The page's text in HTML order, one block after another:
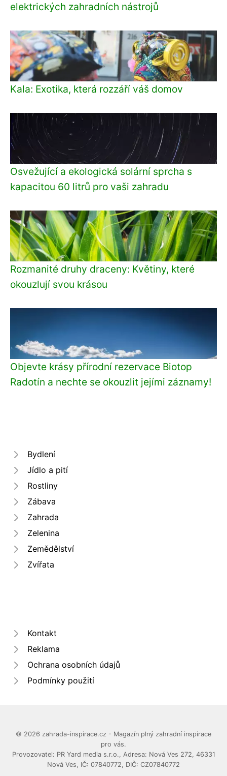
elektrických zahradních nástrojů
Kala: Exotika, která rozzáří váš domov
Osvežující a ekologická solární sprcha s
kapacitou 60 litrů pro vaši zahradu
Rozmanité druhy draceny: Květiny, které
okouzlují svou krásou
Objevte krásy přírodní rezervace Biotop
Radotín a nechte se okouzlit jejími záznamy!
Bydlení
Jídlo a pití
Rostliny
Zábava
Zahrada
Zelenina
Zemědělství
Zvířata
Kontakt
Reklama
Ochrana osobních údajů
Podmínky použití
© 2026 zahrada-inspirace.cz - Magazín plný zahradní inspirace
pro vás.
Provozovatel: PR Yard media s.r.o., Adresa: Nová Ves 272, 46331
Nová Ves, IČ: 07840772, DIČ: CZ07840772